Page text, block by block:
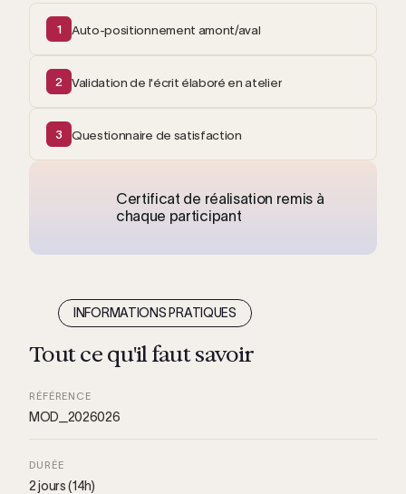
1 Auto-positionnement amont/aval
2 Validation de l'écrit élaboré en atelier
3 Questionnaire de satisfaction
Certificat de réalisation remis à
chaque participant
INFORMATIONS PRATIQUES
Tout ce qu'il faut savoir
RÉFÉRENCE
MOD_2026026
DURÉE
2 jours (14h)